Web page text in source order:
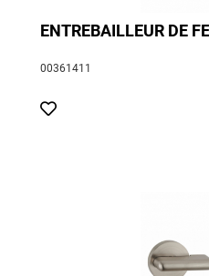
ENTREBAILLEUR DE
00361411